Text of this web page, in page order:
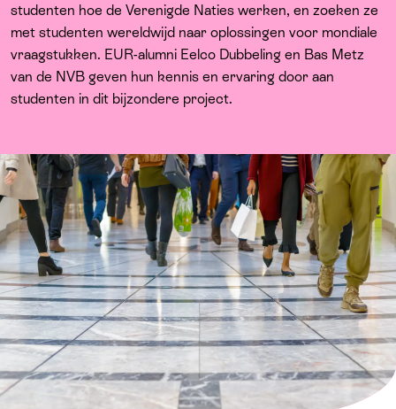
Meer
Over ons
studenten hoe de Verenigde Naties werken, en zoeken ze
met studenten wereldwijd naar oplossingen voor mondiale
vraagstukken. EUR-alumni Eelco Dubbeling en Bas Metz
van de NVB geven hun kennis en ervaring door aan
studenten in dit bijzondere project.